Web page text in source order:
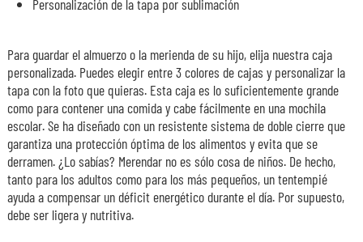
Personalización de la tapa por sublimación
Para guardar el almuerzo o la merienda de su hijo, elija nuestra caja
personalizada. Puedes elegir entre 3 colores de cajas y personalizar la
tapa con la foto que quieras. Esta caja es lo suficientemente grande
como para contener una comida y cabe fácilmente en una mochila
escolar. Se ha diseñado con un resistente sistema de doble cierre que
garantiza una protección óptima de los alimentos y evita que se
derramen. ¿Lo sabías? Merendar no es sólo cosa de niños. De hecho,
tanto para los adultos como para los más pequeños, un tentempié
ayuda a compensar un déficit energético durante el día. Por supuesto,
debe ser ligera y nutritiva.